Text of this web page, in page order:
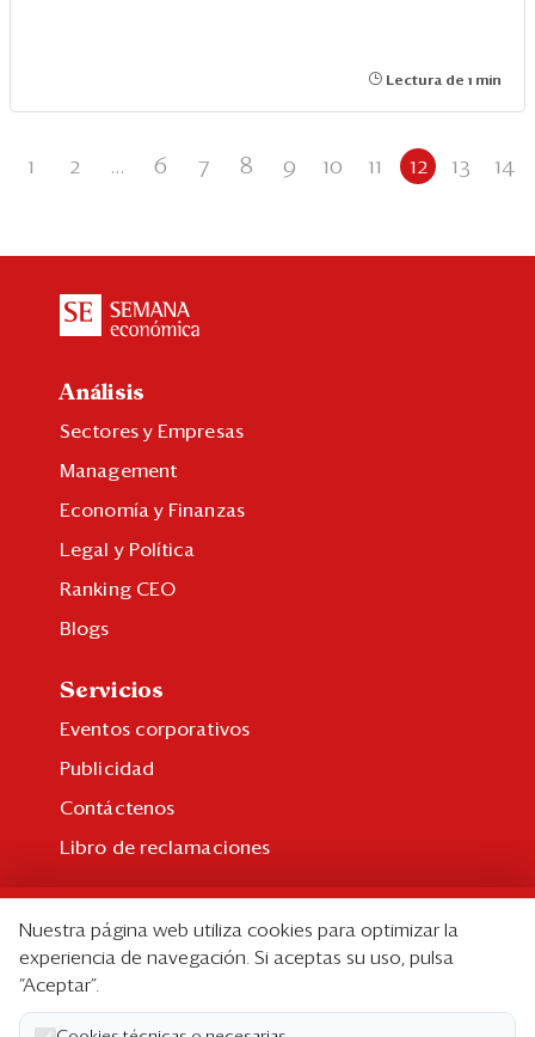
Lectura de 1 min
1 2 ... 6 7 8 9 10 11 12 13 14
Análisis
Sectores y Empresas
Management
Economía y Finanzas
Legal y Política
Ranking CEO
Blogs
Servicios
Eventos corporativos
Publicidad
Contáctenos
Libro de reclamaciones
Suscripción individual
Paquetes corporativos
Edición Impresa
Nuestra página web utiliza cookies para optimizar la
experiencia de navegación. Si aceptas su uso, pulsa
“Aceptar”.